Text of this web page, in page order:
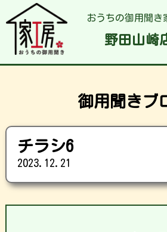
おうちの御用聞き
野田山崎
御用聞きブ
チラシ6
2023.12.21